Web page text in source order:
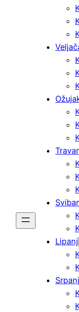
Lipanj
Srpanj